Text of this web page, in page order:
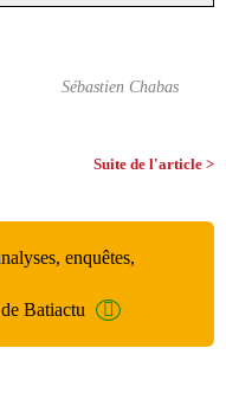
Sébastien Chabas
Suite de l'article >
enquêtes,
Batiactu